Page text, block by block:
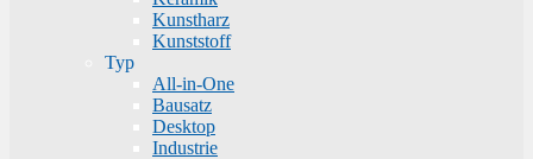
Kunstharz
Kunststoff
Typ
All-in-One
Bausatz
Desktop
Industrie